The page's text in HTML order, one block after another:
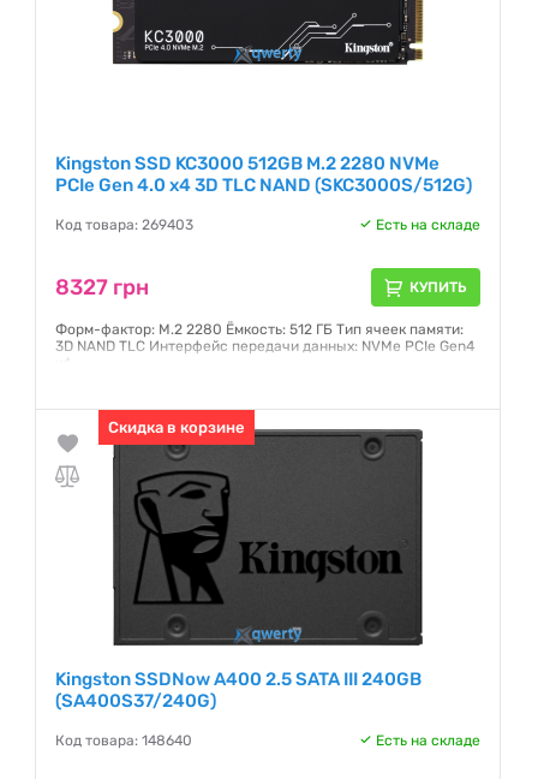
Kingston SSD KC3000 512GB M.2 2280 NVMe
PCIe Gen 4.0 x4 3D TLC NAND (SKC3000S/512G)
Код товара: 269403 Есть на складе
8327 грн КУПИТЬ
Форм-фактор: M.2 2280 Ёмкость: 512 ГБ Тип ячеек памяти:
3D NAND TLC Интерфейс передачи данных: NVMe PCIe Gen4
x4
Скидка в корзине
Kingston SSDNow A400 2.5 SATA III 240GB
(SA400S37/240G)
Код товара: 148640 Есть на складе